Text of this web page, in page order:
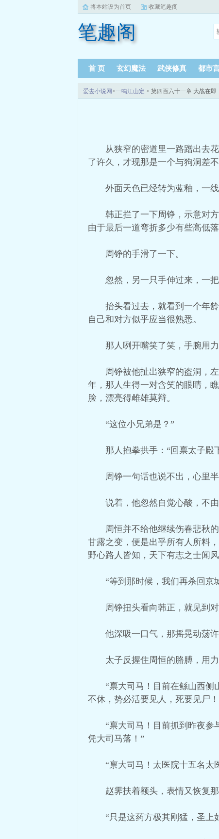
将本站设为首页 收藏笔趣阁
笔趣阁
首 页 玄幻魔法 武侠修真 都市
爱去小说网>一鸣江山定 > 第四百六十一章 大战在即
从狭窄的密道里一路蹭出去
了许久，才现那是一个与狗洞差不
外面天色已经转为蓝釉，一
韩正拦了一下周铮，示意对
由于最后一道弯折多少有些高低
周铮的手滑了一下。
忽然，另一只手伸过来，一
抬头看过去，就看到一个年
自己和对方似乎应当很熟悉。
那人咧开嘴笑了笑，手腕用
周铮被他扯出狭窄的盗洞，
年，那人生得一对含笑的眼睛，
脸，漂亮得雌雄莫辩。
“这位小兄弟是？”
那人抱拳拱手：“回禀太子殿
周铮一句话也说不出，心里
说着，他忽然自觉心酸，不
周恒并不给他继续伤春悲秋
甘露之变，便是出乎所有人所料
野心路人皆知，天下有志之士闻
“等到那时候，我们再杀回京
周铮扭头看向韩正，就见到
他深吸一口气，那摇晃动荡
太子反握住周恒的胳膊，用
“禀大司马！目前在鲧山西
不休，势必活要见人，死要见尸
“禀大司马！目前抓到昨夜
凭大司马落！”
“禀大司马！太医院十五名
赵霁扶着额头，表情又恢复
“只是这药方极其刚猛，圣